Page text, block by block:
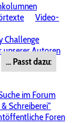
Video-
Challenge
unserer Autoren
... Passt dazu:
im Forum
Schreiberei"
Foren